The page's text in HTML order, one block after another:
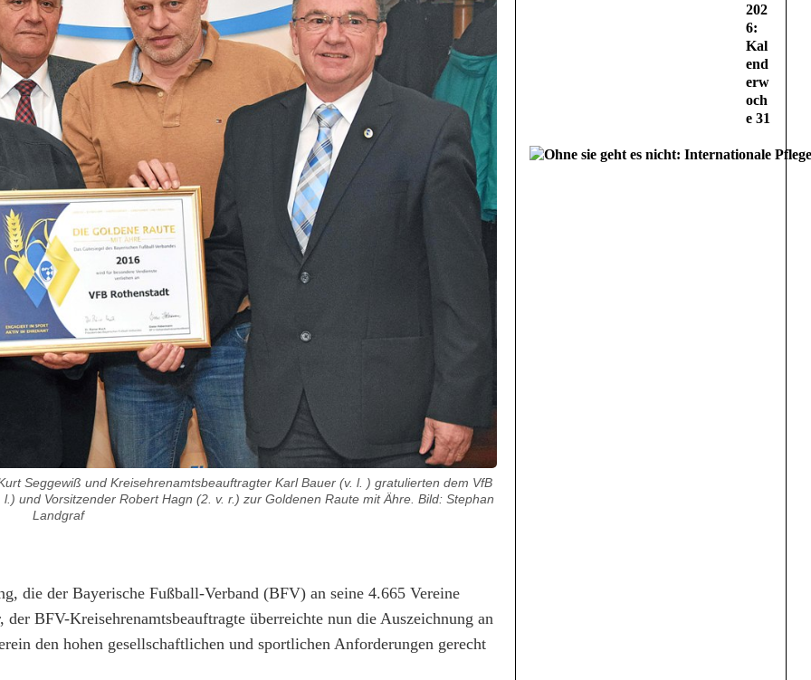
Seggewiß und Kreisehrenamtsbeauftragter Karl Bauer (v. l. ) gratulierten dem VfB
und Vorsitzender Robert Hagn (2. v. r.) zur Goldenen Raute mit Ähre. Bild: Stephan
Landgraf
die der Bayerische Fußball-Verband (BFV) an seine 4.665 Vereine
BFV-Kreisehrenamtsbeauftragte überreichte nun die Auszeichnung an
den hohen gesellschaftlichen und sportlichen Anforderungen gerecht
202
6:
Kal
end
erw
och
e 31